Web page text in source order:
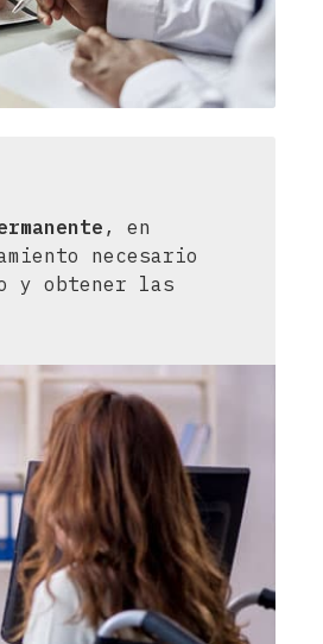
, en
necesario
y obtener las